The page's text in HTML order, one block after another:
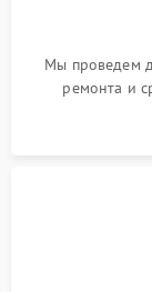
Мы проведем
ремонта и